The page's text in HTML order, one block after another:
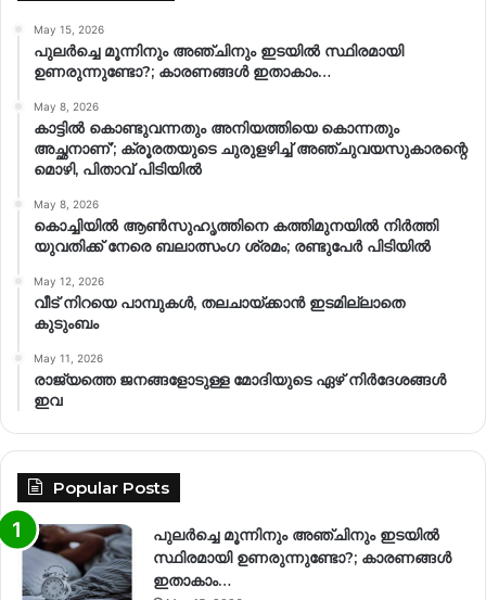
May 15, 2026
പുലർച്ചെ മൂന്നിനും അഞ്ചിനും ഇടയിൽ സ്ഥിരമായി
ഉണരുന്നുണ്ടോ?; കാരണങ്ങള്‍ ഇതാകാം…
May 8, 2026
കാട്ടിൽ കൊണ്ടുവന്നതും അനിയത്തിയെ കൊന്നതും
അച്ഛനാണ്’; ക്രൂരതയുടെ ചുരുളഴിച്ച് അഞ്ചുവയസുകാരന്റെ
മൊഴി, പിതാവ് പിടിയിൽ
May 8, 2026
കൊച്ചിയിൽ ആൺസുഹൃത്തിനെ കത്തിമുനയിൽ നിർത്തി
യുവതിക്ക് നേരെ ബലാത്സംഗ​ ശ്രമം; രണ്ടുപേർ പിടിയിൽ
May 12, 2026
വീട് നിറയെ പാമ്പുകൾ, തലചായ്ക്കാൻ ഇടമില്ലാതെ
കുടുംബം
May 11, 2026
രാജ്യത്തെ ജനങ്ങളോടുള്ള മോദിയുടെ ഏഴ് നിര്‍ദേശങ്ങള്‍
ഇവ
Popular Posts
പുലർച്ചെ മൂന്നിനും അഞ്ചിനും ഇടയിൽ
സ്ഥിരമായി ഉണരുന്നുണ്ടോ?; കാരണങ്ങള്‍
ഇതാകാം…